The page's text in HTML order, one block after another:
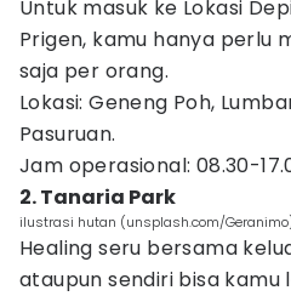
Untuk masuk ke Lokasi
Prigen, kamu hanya perlu
saja per orang.
Lokasi: Geneng Poh,
Pasuruan.
Jam operasional: 08.30-
2. Tanaria Park
ilustrasi hutan (unsplash.com/
Healing seru bersama
ataupun sendiri bisa kamu